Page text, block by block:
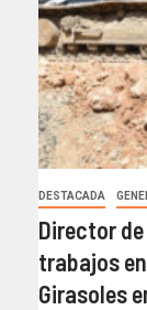
DESTACADA
Director
trabajos
Girasoles